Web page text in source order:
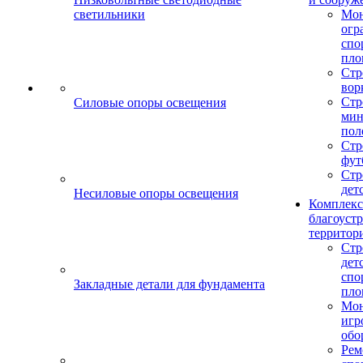
светильники
Силовые опоры освещения
Несиловые опоры освещения
Закладные детали для фундамента